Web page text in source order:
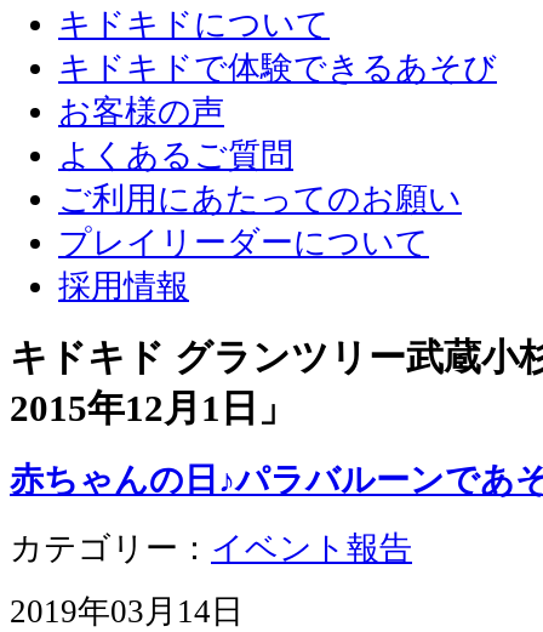
キドキドについて
キドキドで体験できるあそび
お客様の声
よくあるご質問
ご利用にあたってのお願い
プレイリーダーについて
採用情報
キドキド グランツリー武蔵
2015年12月1日 」
赤ちゃんの日♪パラバルーンであ
カテゴリー： イベント報告
2019年03月14日